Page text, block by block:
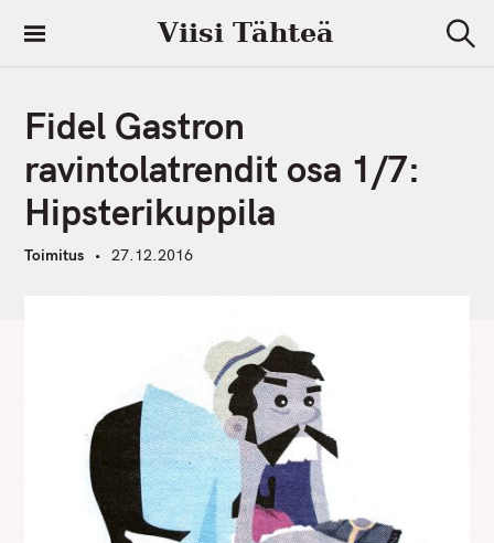
i
Viisi Tähteä
e
Fidel Gastron
ravintolatrendit osa 1/7:
Hipsterikuppila
Toimitus 27.12.2016